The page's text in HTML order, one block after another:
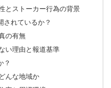
とストーカー行為の背景
されているか？
の有無
い理由と報道基準
？
んな地域か